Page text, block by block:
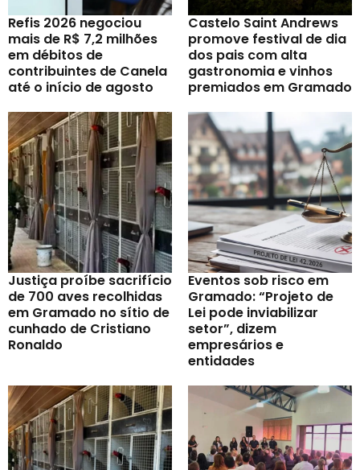
Refis 2026 negociou
mais de R$ 7,2 milhões
em débitos de
contribuintes de Canela
até o início de agosto
Castelo Saint Andrews
promove festival de dia
dos pais com alta
gastronomia e vinhos
premiados em Gramado
Justiça proíbe sacrifício
de 700 aves recolhidas
em Gramado no sítio de
cunhado de Cristiano
Ronaldo
Eventos sob risco em
Gramado: “Projeto de
Lei pode inviabilizar
setor”, dizem
empresários e
entidades